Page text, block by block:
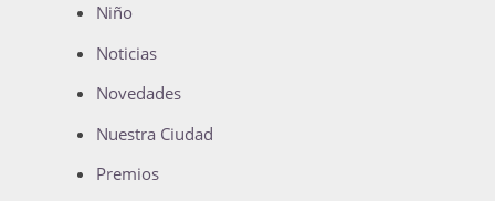
Niño
Noticias
Novedades
Nuestra Ciudad
Premios